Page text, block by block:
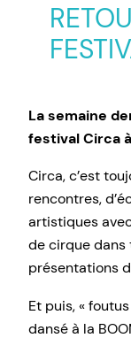
La semaine
festival Circa
Circa, c’est
rencontres,
artistiques
de cirque dans
présentations
Et puis, «
dansé à la